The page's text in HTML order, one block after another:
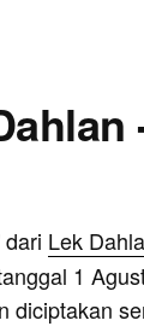
dari Lek
1
diciptakan